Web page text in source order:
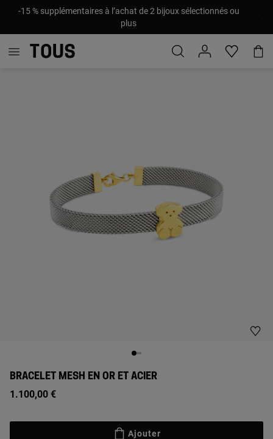
-15 % supplémentaires à l’achat de 2 bijoux sélectionnés ou
plus
BRACELET MESH EN OR ET ACIER
1.100,00 €
Ajouter